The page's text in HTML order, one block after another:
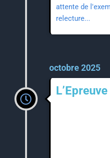
attente de
relecture...
octobre 2025
L’Epreuve